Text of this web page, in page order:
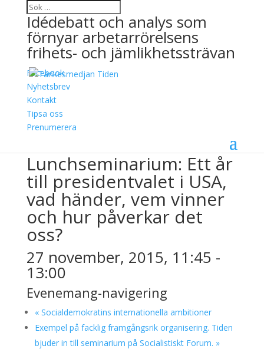
Idédebatt och analys som
förnyar arbetarrörelsens
frihets- och jämlikhetssträvan
Facebook
Nyhetsbrev
Kontakt
Tipsa oss
Prenumerera
« Alla Evenemang
Detta evenemang har redan ägt rum.
Lunchseminarium: Ett år
till presidentvalet i USA,
vad händer, vem vinner
och hur påverkar det
oss?
27 november, 2015, 11:45 -
13:00
Evenemang-navigering
«Socialdemokratins internationella ambitioner
Exempel på facklig framgångsrik organisering. Tiden
bjuder in till seminarium på Socialistiskt Forum. »